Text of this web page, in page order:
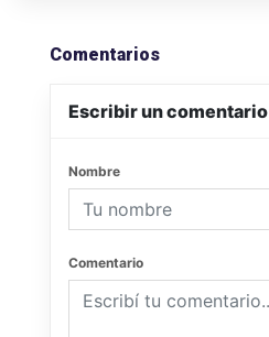
Comentarios
Escribir un comentario
Nombre
Comentario